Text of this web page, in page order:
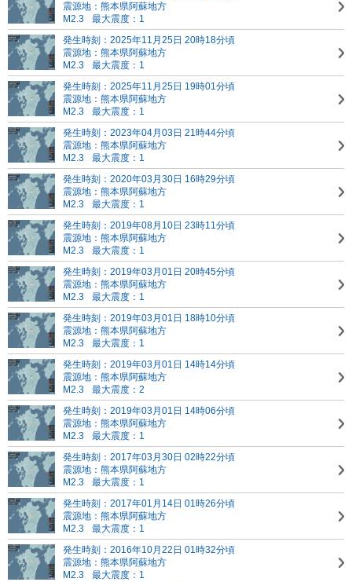
震源地：熊本県阿蘇地方
M2.3
最大震度：1
発生時刻：2025年11月25日 20時18分頃
震源地：熊本県阿蘇地方
M2.3
最大震度：1
発生時刻：2025年11月25日 19時01分頃
震源地：熊本県阿蘇地方
M2.3
最大震度：1
発生時刻：2023年04月03日 21時44分頃
震源地：熊本県阿蘇地方
M2.3
最大震度：1
発生時刻：2020年03月30日 16時29分頃
震源地：熊本県阿蘇地方
M2.3
最大震度：1
発生時刻：2019年08月10日 23時11分頃
震源地：熊本県阿蘇地方
M2.3
最大震度：1
発生時刻：2019年03月01日 20時45分頃
震源地：熊本県阿蘇地方
M2.3
最大震度：1
発生時刻：2019年03月01日 18時10分頃
震源地：熊本県阿蘇地方
M2.3
最大震度：1
発生時刻：2019年03月01日 14時14分頃
震源地：熊本県阿蘇地方
M2.3
最大震度：2
発生時刻：2019年03月01日 14時06分頃
震源地：熊本県阿蘇地方
M2.3
最大震度：1
発生時刻：2017年03月30日 02時22分頃
震源地：熊本県阿蘇地方
M2.3
最大震度：1
発生時刻：2017年01月14日 01時26分頃
震源地：熊本県阿蘇地方
M2.3
最大震度：1
発生時刻：2016年10月22日 01時32分頃
震源地：熊本県阿蘇地方
M2.3
最大震度：1